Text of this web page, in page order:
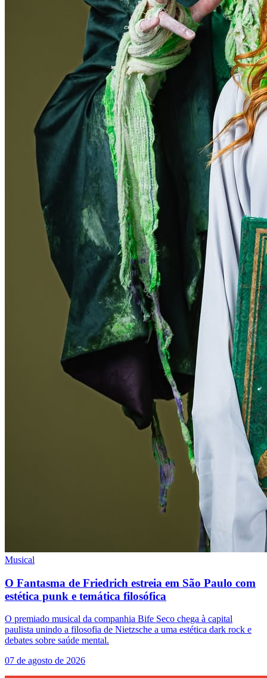
Musical
O Fantasma de Friedrich estreia em São Paulo com
estética punk e temática filosófica
O premiado musical da companhia Bife Seco chega à capital
paulista unindo a filosofia de Nietzsche a uma estética dark rock e
debates sobre saúde mental.
07 de agosto de 2026